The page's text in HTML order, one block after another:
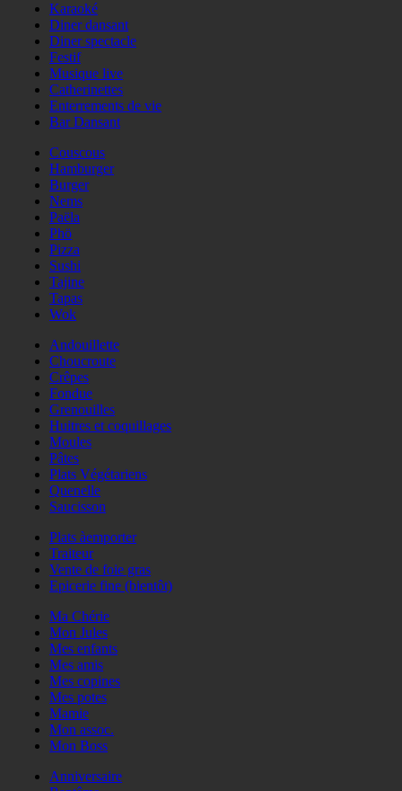
Karaoké
Diner dansant
Diner spectacle
Festif
Musique live
Catherinettes
Enterrements de vie
Bar Dansant
Couscous
Hamburger
Burger
Nems
Paëla
Phö
Pizza
Sushi
Tajine
Tapas
Wok
Andouillette
Choucroute
Crêpes
Fondue
Grenouilles
Huitres et coquillages
Moules
Pâtes
Plats Végétariens
Quenelle
Saucisson
Plats àemporter
Traiteur
Vente de foie gras
Epicerie fine (bientôt)
Ma Chérie
Mon Jules
Mes enfants
Mes amis
Mes copines
Mes potes
Mamie
Mon assoc.
Mon Boss
Anniversaire